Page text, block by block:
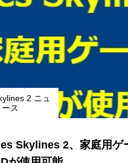
2 ニュ
ース
Skylines 2、家庭用ゲ